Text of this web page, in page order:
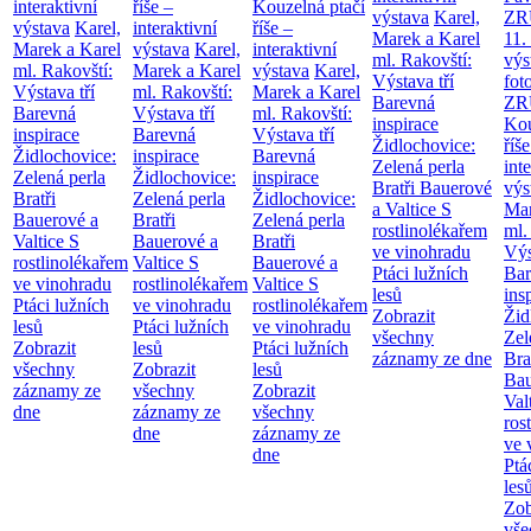
interaktivní
výstava Karel,
Marek a Karel
ml. Rakovští:
Výstava tří
Barevná
inspirace
Židlochovice:
Zelená perla
Bratři
Bauerové a
Valtice S
rostlinolékařem
ve vinohradu
Ptáci lužních
lesů
Zobrazit
všechny
záznamy ze
dne
říše –
interaktivní
výstava Karel,
Marek a Karel
ml. Rakovští:
Výstava tří
Barevná
inspirace
Židlochovice:
Zelená perla
Bratři
Bauerové a
Valtice S
rostlinolékařem
ve vinohradu
Ptáci lužních
lesů
Zobrazit
všechny
záznamy ze
dne
Kouzelná ptačí
říše –
interaktivní
výstava Karel,
Marek a Karel
ml. Rakovští:
Výstava tří
Barevná
inspirace
Židlochovice:
Zelená perla
Bratři
Bauerové a
Valtice S
rostlinolékařem
ve vinohradu
Ptáci lužních
lesů
Zobrazit
všechny
záznamy ze
dne
výstava Karel,
Marek a Karel
ml. Rakovští:
Výstava tří
Barevná
inspirace
Židlochovice:
Zelená perla
Bratři Bauerové
a Valtice S
rostlinolékařem
ve vinohradu
Ptáci lužních
lesů
Zobrazit
všechny
záznamy ze dne
ml.
ve